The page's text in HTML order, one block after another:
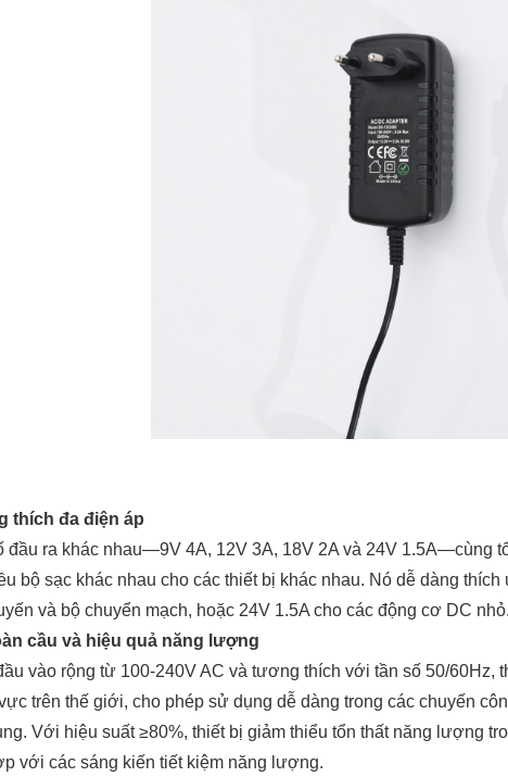
thích đa điện áp
đầu ra khác nhau—9V 4A, 12V 3A, 18V 2A và 24V 1.5A—cùng
bộ sạc khác nhau cho các thiết bị khác nhau. Nó dễ dàng
và bộ chuyển mạch, hoặc 24V 1.5A cho các động cơ DC nhỏ.
cầu và hiệu quả năng lượng
vào rộng từ 100-240V AC và tương thích với tần số 50/
trên thế giới, cho phép sử dụng dễ dàng trong các chuyến
Với hiệu suất ≥80%, thiết bị giảm thiểu tổn thất năng lượng
với các sáng kiến tiết kiệm năng lượng.